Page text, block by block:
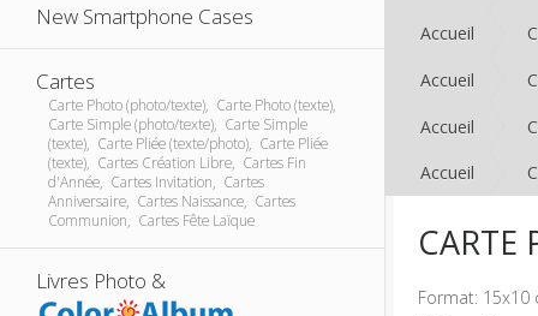
New Smartphone Cases
Cartes
Carte Photo (photo/texte), Carte Photo (texte),
Carte Simple (photo/texte), Carte Simple
(texte), Carte Pliée (texte/photo), Carte Pliée
(texte), Cartes Création Libre, Cartes Fin
d'Année, Cartes Invitation, Cartes
Anniversaire, Cartes Naissance, Cartes
Communion, Cartes Fête Laïque
Livres Photo &
Accueil
Accueil
Accueil
Accueil
CARTE
Format: 15x10